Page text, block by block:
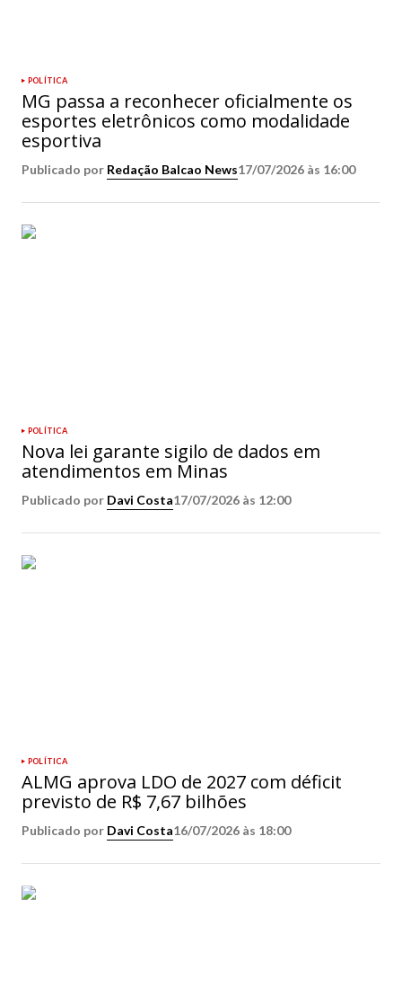
POLÍTICA
MG passa a reconhecer oficialmente os
esportes eletrônicos como modalidade
esportiva
Publicado por Redação Balcao News17/07/2026 às 16:00
POLÍTICA
Nova lei garante sigilo de dados em
atendimentos em Minas
Publicado por Davi Costa17/07/2026 às 12:00
POLÍTICA
ALMG aprova LDO de 2027 com déficit
previsto de R$ 7,67 bilhões
Publicado por Davi Costa16/07/2026 às 18:00